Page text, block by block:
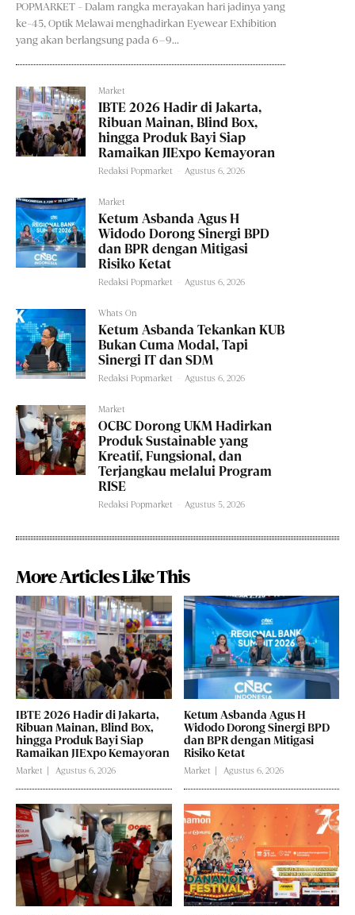
POPMARKET - Dalam rangka merayakan hari jadinya yang
ke-45, Optik Melawai menghadirkan Eyewear Exhibition
yang akan berlangsung pada 6–9...
Market
IBTE 2026 Hadir di Jakarta,
Ribuan Mainan, Blind Box,
hingga Produk Bayi Siap
Ramaikan JIExpo Kemayoran
Redaksi Popmarket Agustus 6, 2026
Market
Ketum Asbanda Agus H
Widodo Dorong Sinergi BPD
dan BPR dengan Mitigasi
Risiko Ketat
Redaksi Popmarket Agustus 6, 2026
Whats On
Ketum Asbanda Tekankan KUB
Bukan Cuma Modal, Tapi
Sinergi IT dan SDM
Redaksi Popmarket Agustus 6, 2026
Market
OCBC Dorong UKM Hadirkan
Produk Sustainable yang
Kreatif, Fungsional, dan
Terjangkau melalui Program
RISE
Redaksi Popmarket Agustus 5, 2026
More Articles Like This
IBTE 2026 Hadir di Jakarta,
Ribuan Mainan, Blind Box,
hingga Produk Bayi Siap
Ramaikan JIExpo Kemayoran
Market Agustus 6, 2026
Ketum Asbanda Agus H
Widodo Dorong Sinergi BPD
dan BPR dengan Mitigasi
Risiko Ketat
Market Agustus 6, 2026